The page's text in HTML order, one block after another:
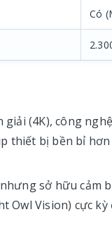
Có
(4K), công
thiết bị bền bỉ
sở hữu cảm
Owl Vision) cực